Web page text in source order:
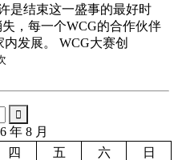
是结束这一盛事的最好时
，每一个WCG的合作伙伴
发展。 WCG大赛创
年 8 月
四 五 六 日